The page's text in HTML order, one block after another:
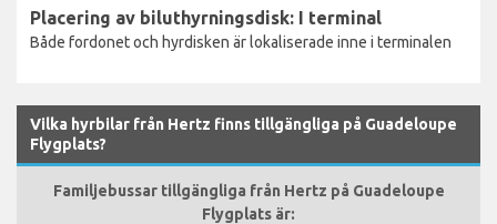
Placering av biluthyrningsdisk: I terminal
Både fordonet och hyrdisken är lokaliserade inne i terminalen
Vilka hyrbilar från Hertz finns tillgängliga på Guadeloupe
Flygplats?
Familjebussar tillgängliga från Hertz på Guadeloupe
Flygplats är: